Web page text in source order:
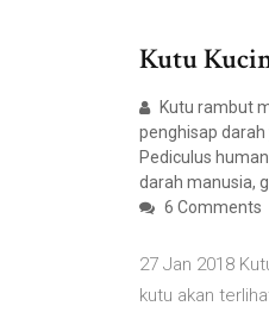
Kutu
Kutu rambut
penghisap
Pediculus
darah manusia,
6 Comments
27 Jan 2018
kutu akan